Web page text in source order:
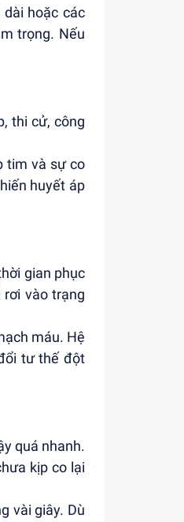
hoặc các
trọng. Nếu
thi cử, công
tim và sự co
huyết áp
gian phục
vào trạng
máu. Hệ
tư thế đột
quá nhanh.
kịp co lại
vài giây. Dù